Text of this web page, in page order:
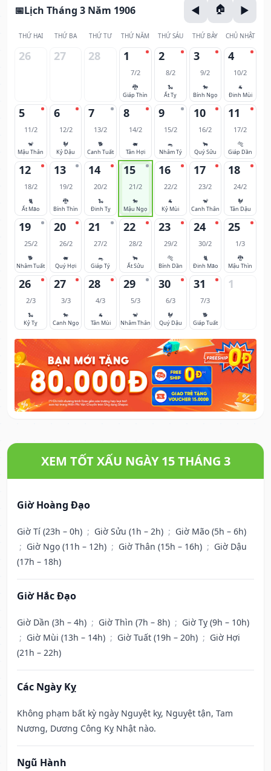
Lịch Tháng 3 Năm 1906
THỨ HAI THỨ BA THỨ TƯ THỨ NĂM THỨ SÁU THỨ BẢY CHỦ NHẬT
26 27 28 1
7/2
🐉
Giáp Thìn
2
8/2
🐍
Ất Tỵ
3
9/2
🐎
Bính Ngọ
4
10/2
🐐
Đinh Mùi
5
11/2
🐒
Mậu Thân
6
12/2
🐓
Kỷ Dậu
7
13/2
🐕
Canh Tuất
8
14/2
🐖
Tân Hợi
9
15/2
🐀
Nhâm Tý
10
16/2
🐂
Quý Sửu
11
17/2
🐅
Giáp Dần
12
18/2
🐈
Ất Mão
13
19/2
🐉
Bính Thìn
14
20/2
🐍
Đinh Tỵ
15
21/2
🐎
Mậu Ngọ
16
22/2
🐐
Kỷ Mùi
17
23/2
🐒
Canh Thân
18
24/2
🐓
Tân Dậu
19
25/2
🐕
Nhâm Tuất
20
26/2
🐖
Quý Hợi
21
27/2
🐀
Giáp Tý
22
28/2
🐂
Ất Sửu
23
29/2
🐅
Bính Dần
24
30/2
🐈
Đinh Mão
25
1/3
🐉
Mậu Thìn
26
2/3
🐍
Kỷ Tỵ
27
3/3
🐎
Canh Ngọ
28
4/3
🐐
Tân Mùi
29
5/3
🐒
Nhâm Thân
30
6/3
🐓
Quý Dậu
31
7/3
🐕
Giáp Tuất
1
XEM TỐT XẤU NGÀY 15 THÁNG 3
Giờ Hoàng Đạo
Giờ Tí (23h – 0h) ; Giờ Sửu (1h – 2h) ; Giờ Mão (5h – 6h)
; Giờ Ngọ (11h – 12h) ; Giờ Thân (15h – 16h) ; Giờ Dậu
(17h – 18h)
Giờ Hắc Đạo
Giờ Dần (3h – 4h) ; Giờ Thìn (7h – 8h) ; Giờ Tỵ (9h – 10h)
; Giờ Mùi (13h – 14h) ; Giờ Tuất (19h – 20h) ; Giờ Hợi
(21h – 22h)
Các Ngày Kỵ
Không phạm bất kỳ ngày Nguyệt kỵ, Nguyệt tận, Tam
Nương, Dương Công Kỵ Nhật nào.
Ngũ Hành